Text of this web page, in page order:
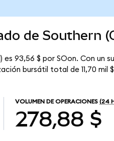
de Southern
93,56 $ por SOon. Con un
bursátil total de 11,70 mil
VOLUMEN DE OPERACIONES (24
278,88 $